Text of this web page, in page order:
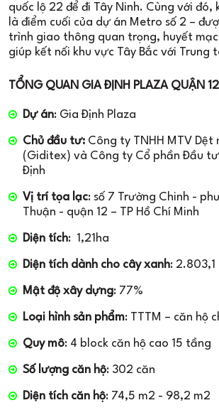
quốc lộ 22 để đi Tây Ninh. Cùng với đó,
là điểm cuối của dự án Metro số 2 –
trình giao thông quan trọng, huyết
giúp kết nối khu vực Tây Bắc với Trung
TỔNG QUAN GIA ĐỊNH PLAZA QUẬN 12
Dự án: Gia Định Plaza
Chủ đầu tư: Công ty TNHH MTV Dệt
(Giditex) và Công ty Cổ phần Đầu
Định
Vị trí tọa lạc: số 7 Trường Chinh -
Thuận - quận 12 – TP Hồ Chí Minh
Diện tích: 1,21ha
Diện tích dành cho cây xanh: 2.803,1
Mật độ xây dựng: 77%
Loại hình sản phẩm: TTTM – căn hộ
Quy mô: 4 block căn hộ cao 15 tầng
Số lượng căn hộ: 302 căn
Diện tích căn hộ: 74,5 m2 - 98,2 m2